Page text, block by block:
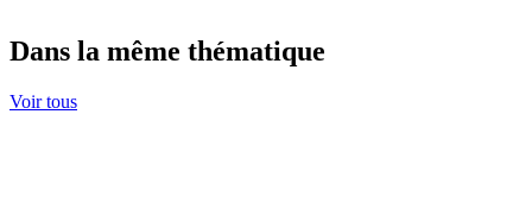
Dans la même thématique
Voir tous